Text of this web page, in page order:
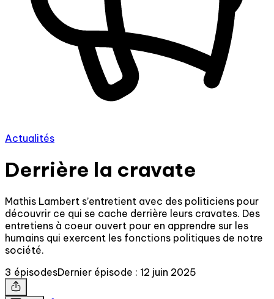
Actualités
Derrière la cravate
Mathis Lambert s’entretient avec des politiciens pour
découvrir ce qui se cache derrière leurs cravates. Des
entretiens à coeur ouvert pour en apprendre sur les
humains qui exercent les fonctions politiques de notre
société.
3 épisodesDernier épisode : 12 juin 2025